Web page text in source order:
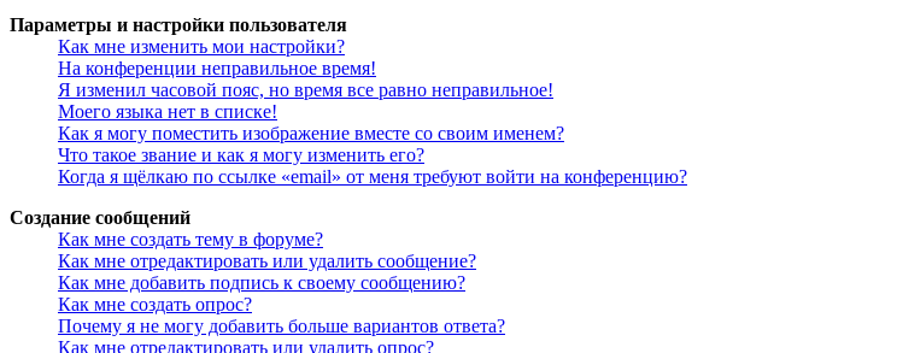
Параметры и настройки пользователя
Как мне изменить мои настройки?
На конференции неправильное время!
Я изменил часовой пояс, но время все равно неправильное!
Моего языка нет в списке!
Как я могу поместить изображение вместе со своим именем?
Что такое звание и как я могу изменить его?
Когда я щёлкаю по ссылке «email» от меня требуют войти на конференцию?
Создание сообщений
Как мне создать тему в форуме?
Как мне отредактировать или удалить сообщение?
Как мне добавить подпись к своему сообщению?
Как мне создать опрос?
Почему я не могу добавить больше вариантов ответа?
Как мне отредактировать или удалить опрос?